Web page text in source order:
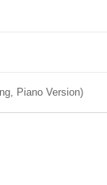
Piano Version)